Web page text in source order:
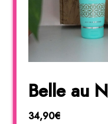
Belle au
34,90€